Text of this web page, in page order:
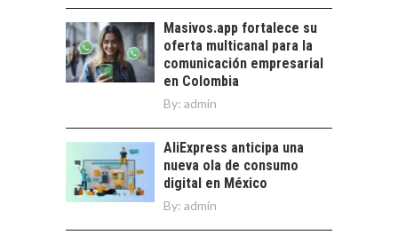
Masivos.app fortalece su
oferta multicanal para la
comunicación empresarial
en Colombia
By: admin
AliExpress anticipa una
nueva ola de consumo
digital en México
By: admin